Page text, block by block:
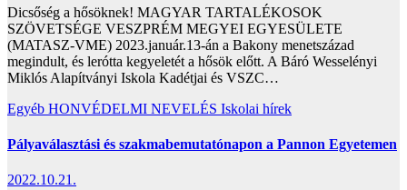
Dicsőség a hősöknek! MAGYAR TARTALÉKOSOK
SZÖVETSÉGE VESZPRÉM MEGYEI EGYESÜLETE
(MATASZ-VME) 2023.január.13-án a Bakony menetszázad
megindult, és lerótta kegyeletét a hősök előtt. A Báró Wesselényi
Miklós Alapítványi Iskola Kadétjai és VSZC…
Egyéb HONVÉDELMI NEVELÉS Iskolai hírek
Pályaválasztási és szakmabemutatónapon a Pannon Egyetemen
2022.10.21.